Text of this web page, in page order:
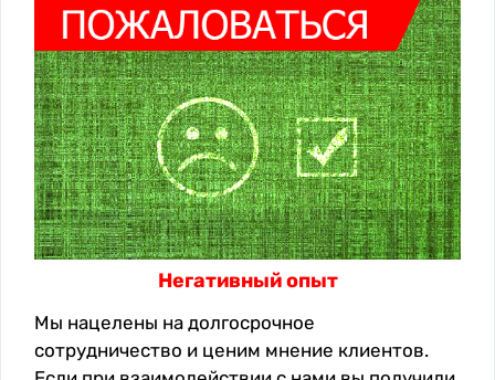
Негативный опыт
Мы нацелены на долгосрочное
сотрудничество и ценим мнение клиентов.